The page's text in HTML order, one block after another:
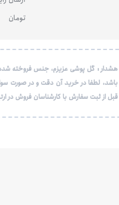
تومان
هشدار : گل پوشی عزیزم، جنس فروخته
باشد، لطفا در خرید آن دقت و در صورت
قبل از ثبت سفارش با کارشناسان فروش در